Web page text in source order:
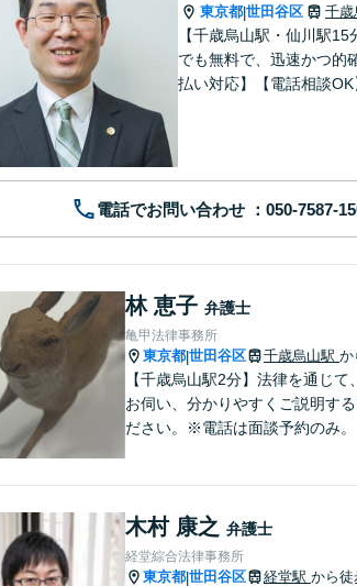
東京都|世田谷区 千歳
【千歳烏山駅・仙川駅
でも無料で、迅速かつ的
払い対応】【電話相談OK
電話でお問い合わせ
林 恵子 弁護士
亀甲法律事務所
東京都|世田谷区 千歳烏山駅 か
【千歳烏山駅2分】法律を通じ
お伺い、分かりやすくご説明す
ださい。※電話は面談予約のみ。
木村 康之 弁護士
経堂綜合法律事務所
東京都|世田谷区 経堂駅 から徒